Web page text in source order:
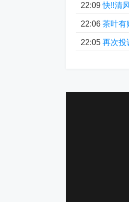
22:09 快‼清
22:06 茶叶有
22:05 再次投